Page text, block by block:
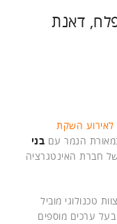
דאנת
לאירוע השקת
הנמר עם בני
חברת האינטגרציה
טכנולוגי מוביל
ערכים מוספים